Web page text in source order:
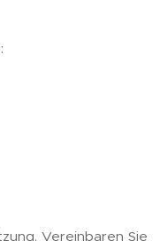
Vereinbaren Sie